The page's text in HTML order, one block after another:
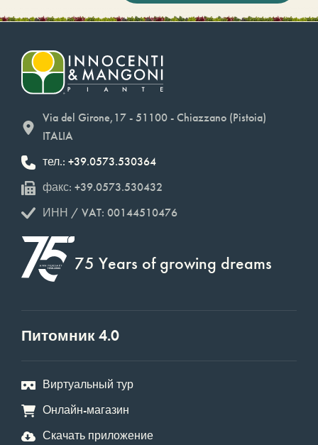
Via del Girone,17 - 51100 - Chiazzano (Pistoia)
ITALIA
тел.: +39.0573.530364
факс: +39.0573.530432
ИНН / VAT: 00144510476
75 Years of growing dreams
Питомник 4.0
Виртуальный тур
Онлайн-магазин
Скачать приложение